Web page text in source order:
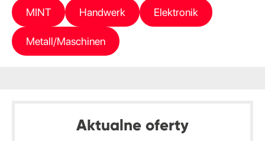
MINT Handwerk Elektronik
Metall/Maschinen
Aktualne oferty